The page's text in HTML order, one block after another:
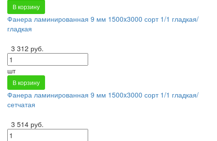
В корзину
Фанера ламинированная 9 мм 1500x3000 сорт 1/1 гладкая/
гладкая
3 312 руб.
шт
В корзину
Фанера ламинированная 9 мм 1500x3000 сорт 1/1 гладкая/
сетчатая
3 514 руб.